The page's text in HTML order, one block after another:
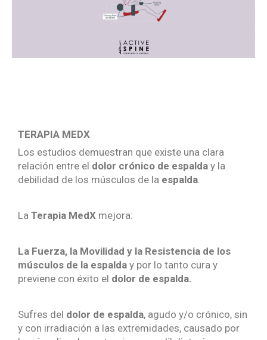
TERAPIA MEDX
Los estudios demuestran que existe una clara
relación entre el dolor crónico de espalda y la
debilidad de los músculos de la espalda
La Terapia MedX mejora:
La Fuerza, la Movilidad y la Resistencia de los
músculos de la espalda y por lo tanto cura y
previene con éxito el dolor de espalda.
Sufres del dolor de espalda, agudo y/o crónico, sin
y con irradiación a las extremidades, causado por